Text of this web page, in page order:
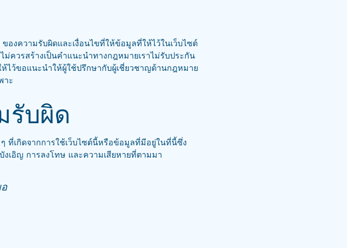
งความรับผิดและเงื่อนไขที่ให้ข้อมูลที่ให้ไว้ในเว็บไซต์
ควรสร้างเป็นคำแนะนำทางกฎหมายเราไม่รับประกัน
ไว้ขอแนะนำให้ผู้ใช้ปรึกษากับผู้เชี่ยวชาญด้านกฎหมาย
าะ
รับผิด
ที่เกิดจากการใช้เว็บไซต์นี้หรือข้อมูลที่มีอยู่ในที่นี้ซึ่ง
งเอิญ การลงโทษ และความเสียหายที่ตามมา